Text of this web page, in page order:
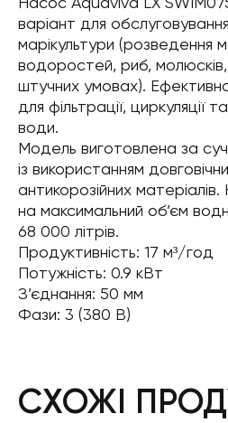
варіант для
марікультури (розведення
водоростей, риб,
штучних умовах).
для фільтрації, циркуляції
води.
Модель виготовлена за
із використанням
антикорозійних
на максимальний об’єм
68 000 літрів.
Продуктивність: 17 м³/год
Потужність: 0.9 кВт
З’єднання: 50 мм
Фази: 3 (380 В)
СХОЖІ